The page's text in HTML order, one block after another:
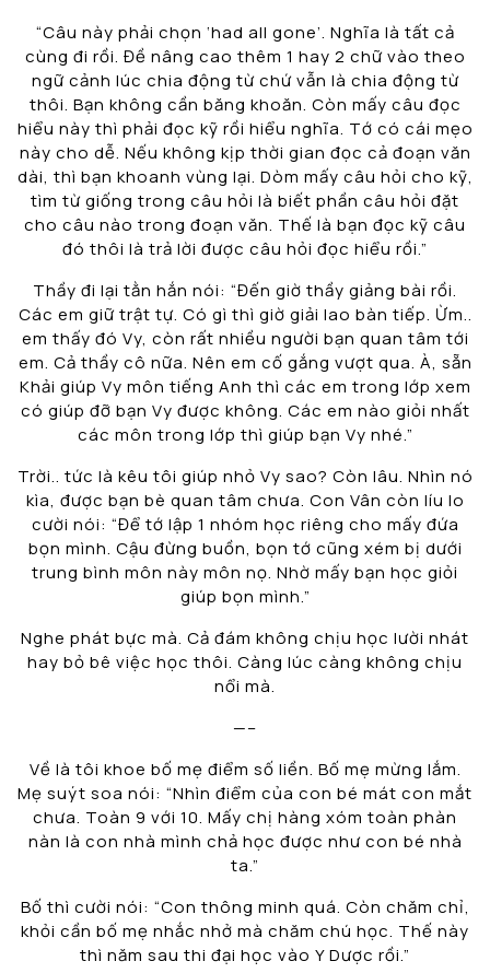
“Câu này phải chọn ‘had all gone’. Nghĩa là tất cả
cùng đi rồi. Đề nâng cao thêm 1 hay 2 chữ vào theo
ngữ cảnh lúc chia động từ chứ vẫn là chia động từ
thôi. Bạn không cần băng khoăn. Còn mấy câu đọc
hiểu này thì phải đọc kỹ rồi hiểu nghĩa. Tớ có cái mẹo
này cho dễ. Nếu không kịp thời gian đọc cả đoạn văn
dài, thì bạn khoanh vùng lại. Dòm mấy câu hỏi cho kỹ,
tìm từ giống trong câu hỏi là biết phần câu hỏi đặt
cho câu nào trong đoạn văn. Thế là bạn đọc kỹ câu
đó thôi là trả lời được câu hỏi đọc hiểu rồi.”
Thầy đi lại tằn hắn nói: “Đến giờ thầy giảng bài rồi.
Các em giữ trật tự. Có gì thì giờ giải lao bàn tiếp. Ừm..
em thấy đó Vy, còn rất nhiều người bạn quan tâm tới
em. Cả thầy cô nữa. Nên em cố gắng vượt qua. À, sẵn
Khải giúp Vy môn tiếng Anh thì các em trong lớp xem
có giúp đỡ bạn Vy được không. Các em nào giỏi nhất
các môn trong lớp thì giúp bạn Vy nhé.”
Trời.. tức là kêu tôi giúp nhỏ Vy sao? Còn lâu. Nhìn nó
kìa, được bạn bè quan tâm chưa. Con Vân còn líu lo
cười nói: “Để tớ lập 1 nhóm học riêng cho mấy đứa
bọn mình. Cậu đừng buồn, bọn tớ cũng xém bị dưới
trung bình môn này môn nọ. Nhờ mấy bạn học giỏi
giúp bọn mình.”
Nghe phát bực mà. Cả đám không chịu học lười nhát
hay bỏ bê việc học thôi. Càng lúc càng không chịu
nổi mà.
—–
Về là tôi khoe bố mẹ điểm số liền. Bố mẹ mừng lắm.
Mẹ suýt soa nói: “Nhìn điểm của con bé mát con mắt
chưa. Toàn 9 với 10. Mấy chị hàng xóm toàn phàn
nàn là con nhà mình chả học được như con bé nhà
ta.”
Bố thì cười nói: “Con thông minh quá. Còn chăm chỉ,
khỏi cần bố mẹ nhắc nhở mà chăm chú học. Thế này
thì năm sau thi đại học vào Y Dược rồi.”